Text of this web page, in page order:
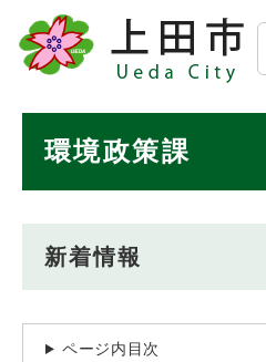
メニューを飛
キ
環境政策課
新着情報
ページ内目次